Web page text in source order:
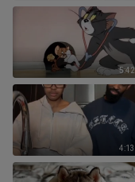
5:42
4:13